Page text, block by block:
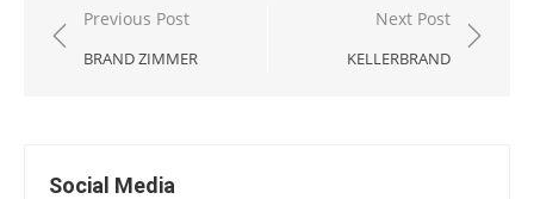
Beitragsnavigation
Previous Post
BRAND ZIMMER
Next Post
KELLERBRAND
Social Media